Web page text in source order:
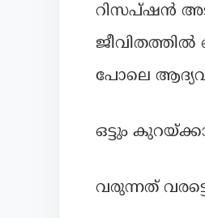
റിസപ്ഷൻ
ജീവിതത്തിൽ
പോലെ
ഒട്ടും
വരുന്നത്